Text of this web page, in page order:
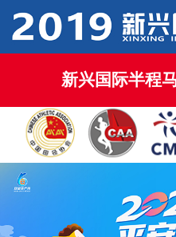
新兴国际半程
XINXING